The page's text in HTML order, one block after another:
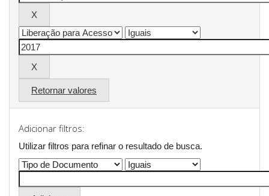
Retornar valores
Adicionar filtros:
Utilizar filtros para refinar o resultado de busca.